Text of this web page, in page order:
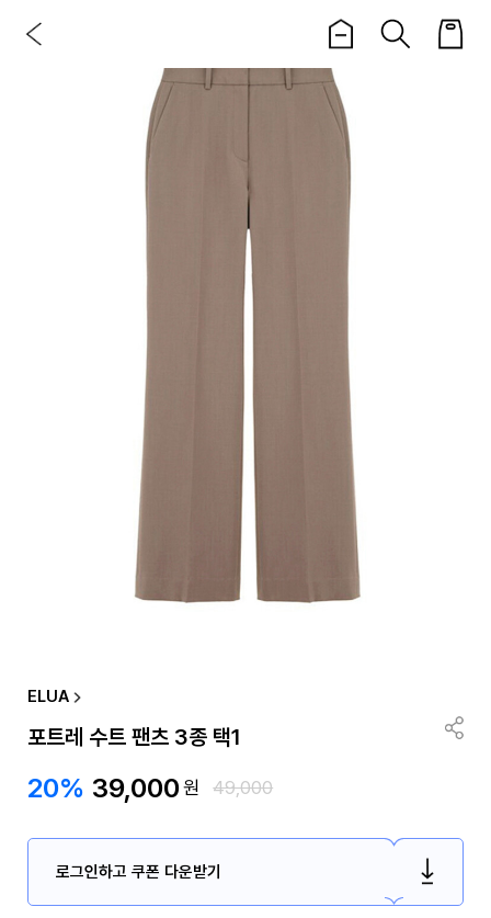
ELUA
포트레 수트 팬츠 3종 택1
20% 39,000원 49,000
로그인하고 쿠폰 다운받기